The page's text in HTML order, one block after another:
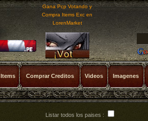
Gana Pcp Votando y
Compra Items Exc en
LorenMarket
Items Comprar Creditos Videos Imagenes
Listar todos los paises :